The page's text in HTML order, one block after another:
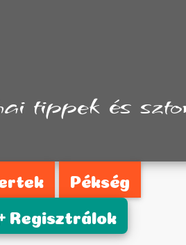
tippek és
Pékség
Regisztrálok